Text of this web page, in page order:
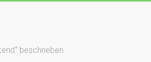
beschrieben